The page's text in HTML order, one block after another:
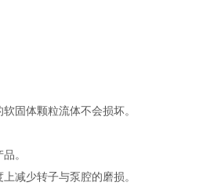
固体颗粒流体不会损坏。
。
减少转子与泵腔的磨损。